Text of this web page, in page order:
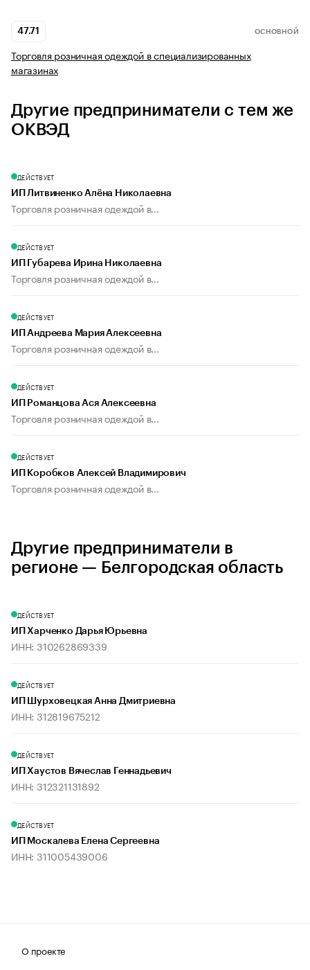
47.71 ОСНОВНОЙ
Торговля розничная одеждой в специализированных
магазинах
Другие предприниматели с тем же
ОКВЭД
ДЕЙСТВУЕТ
ИП Литвиненко Алёна Николаевна
Торговля розничная одеждой в...
ДЕЙСТВУЕТ
ИП Губарева Ирина Николаевна
Торговля розничная одеждой в...
ДЕЙСТВУЕТ
ИП Андреева Мария Алексеевна
Торговля розничная одеждой в...
ДЕЙСТВУЕТ
ИП Романцова Ася Алексеевна
Торговля розничная одеждой в...
ДЕЙСТВУЕТ
ИП Коробков Алексей Владимирович
Торговля розничная одеждой в...
Другие предприниматели в
регионе — Белгородская область
ДЕЙСТВУЕТ
ИП Харченко Дарья Юрьевна
ИНН: 310262869339
ДЕЙСТВУЕТ
ИП Шурховецкая Анна Дмитриевна
ИНН: 312819675212
ДЕЙСТВУЕТ
ИП Хаустов Вячеслав Геннадьевич
ИНН: 312321131892
ДЕЙСТВУЕТ
ИП Москалева Елена Сергеевна
ИНН: 311005439006
О проекте